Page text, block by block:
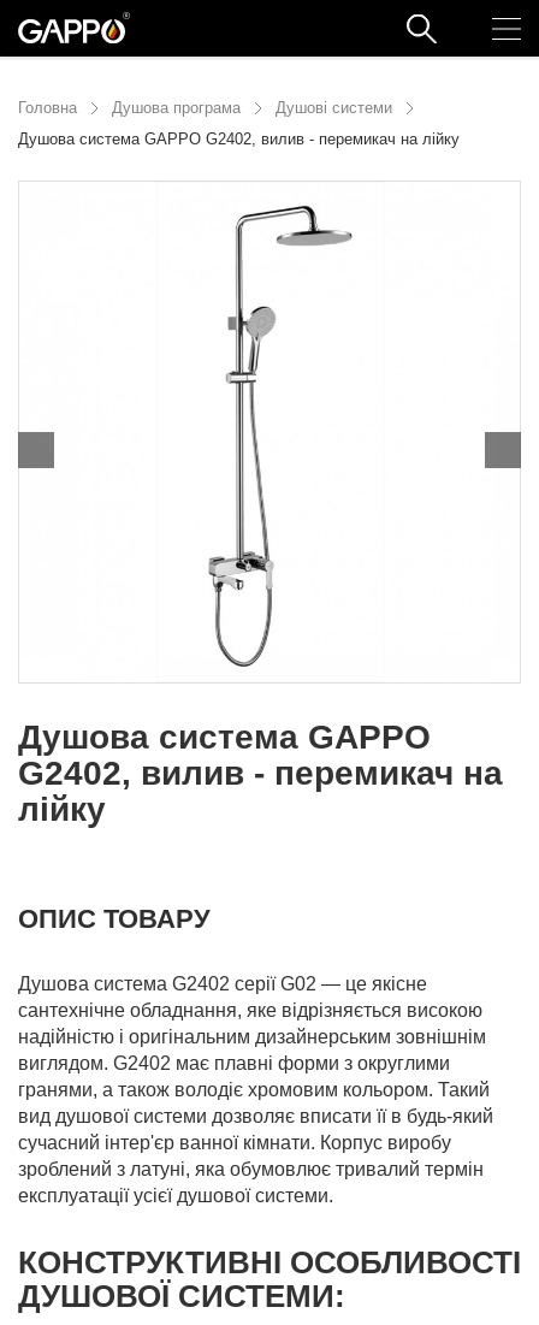
Головна Душова програма
Душові системи
Душова система GAPPO G2402, вилив - перемикач на лійку
Душова система GAPPO
G2402, вилив - перемикач на
лійку
ОПИС ТОВАРУ
Душова система G2402 серії G02 — це якісне
сантехнічне обладнання, яке відрізняється високою
надійністю і оригінальним дизайнерським зовнішнім
виглядом. G2402 має плавні форми з округлими
гранями, а також володіє хромовим кольором. Такий
вид душової системи дозволяє вписати її в будь-який
сучасний інтер'єр ванної кімнати. Корпус виробу
зроблений з латуні, яка обумовлює тривалий термін
експлуатації усiєї душової системи.
КОНСТРУКТИВНІ ОСОБЛИВОСТІ
ДУШОВОЇ СИСТЕМИ: